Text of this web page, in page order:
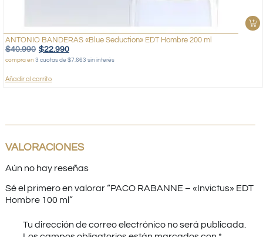
ANTONIO BANDERAS «Blue Seduction» EDT Hombre 200 ml
$40.990 $22.990
compra en 3 cuotas de $7.663 sin interés
Añadir al carrito
VALORACIONES
Aún no hay reseñas
Sé el primero en valorar “PACO RABANNE – «Invictus» EDT
Hombre 100 ml”
Tu dirección de correo electrónico no será publicada.